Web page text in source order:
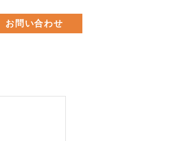
お問い合わせ